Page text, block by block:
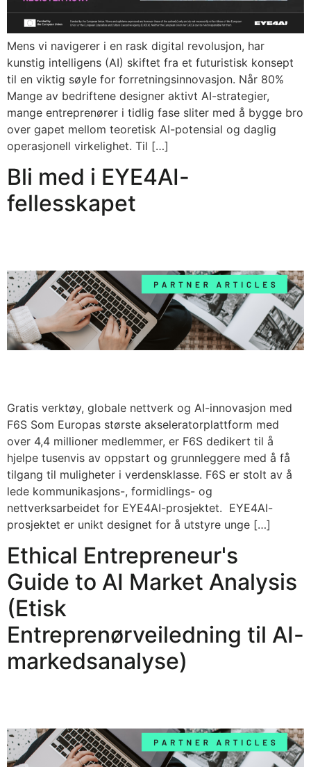
Mens vi navigerer i en rask digital revolusjon, har
kunstig intelligens (AI) skiftet fra et futuristisk konsept
til en viktig søyle for forretningsinnovasjon. Når 80%
Mange av bedriftene designer aktivt AI-strategier,
mange entreprenører i tidlig fase sliter med å bygge bro
over gapet mellom teoretisk AI-potensial og daglig
operasjonell virkelighet. Til […]
Bli med i EYE4AI-
fellesskapet
Gratis verktøy, globale nettverk og AI-innovasjon med
F6S Som Europas største akseleratorplattform med
over 4,4 millioner medlemmer, er F6S dedikert til å
hjelpe tusenvis av oppstart og grunnleggere med å få
tilgang til muligheter i verdensklasse. F6S er stolt av å
lede kommunikasjons-, formidlings- og
nettverksarbeidet for EYE4AI-prosjektet. EYE4AI-
prosjektet er unikt designet for å utstyre unge […]
Ethical Entrepreneur's
Guide to AI Market Analysis
(Etisk
Entreprenørveiledning til AI-
markedsanalyse)